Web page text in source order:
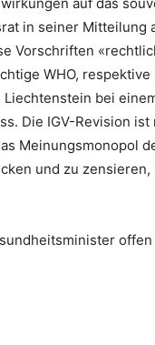
in seiner Mitteilung
Vorschriften
WHO,
bei
Die IGV-Revision
Meinungsmonopol
und zu